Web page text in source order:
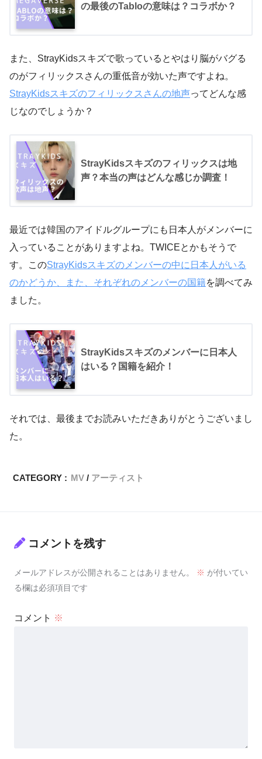
の最後のTabloの意味は？コラボか？
また、StrayKidsスキズで歌っているとやはり脳がバグる
のがフィリックスさんの重低音が効いた声ですよね。
StrayKidsスキズのフィリックスさんの地声ってどんな感
じなのでしょうか？
StrayKidsスキズのフィリックスは地
声？本当の声はどんな感じか調査！
最近では韓国のアイドルグループにも日本人がメンバーに
入っていることがありますよね。TWICEとかもそうで
す。このStrayKidsスキズのメンバーの中に日本人がいる
のかどうか、また、それぞれのメンバーの国籍を調べてみ
ました。
StrayKidsスキズのメンバーに日本人
はいる？国籍を紹介！
それでは、最後までお読みいただきありがとうございまし
た。
CATEGORY : MV アーティスト
コメントを残す
メールアドレスが公開されることはありません。 ※ が付いてい
る欄は必須項目です
コメント ※